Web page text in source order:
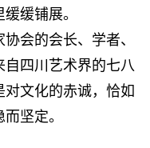
缓铺展。
会的会长、学者、
四川艺术界的七八
文化的赤诚，恰如
坚定。